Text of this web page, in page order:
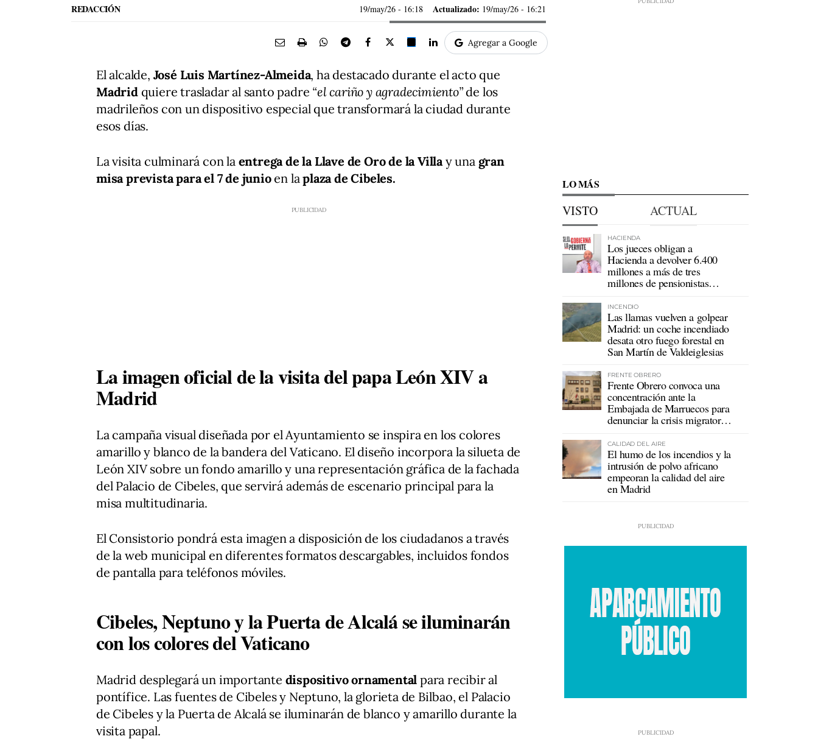
REDACCIÓN 19/may/26 - 16:18 Actualizado: 19/may/26 - 16:21
Agregar a Google
El alcalde, José Luis Martínez-Almeida, ha destacado durante el acto que
Madridquiere trasladar al santo padre “el cariño y agradecimiento”de los
madrileños con un dispositivo especial que transformará la ciudad durante
esos días.
La visita culminará con la entrega de la Llave de Oro de la Villa y una gran
misa prevista para el 7 de junioen laplaza de Cibeles.
La imagen oficial de la visita del papa León XIV a
Madrid
La campaña visual diseñada por el Ayuntamiento se inspira en los colores
amarillo y blanco de la bandera del Vaticano. El diseño incorpora la silueta de
León XIV sobre un fondo amarillo y una representación gráfica de la fachada
del Palacio de Cibeles, que servirá además de escenario principal para la
misa multitudinaria.
El Consistorio pondrá esta imagen a disposición de los ciudadanos a través
de la web municipal en diferentes formatos descargables, incluidos fondos
de pantalla para teléfonos móviles.
Cibeles, Neptuno y la Puerta de Alcalá se iluminarán
con los colores del Vaticano
Madrid desplegará un importante dispositivo ornamental para recibir al
pontífice. Las fuentes de Cibeles y Neptuno, la glorieta de Bilbao, el Palacio
de Cibeles y la Puerta de Alcalá se iluminarán de blanco y amarillo durante la
visita papal.
LO MÁS
VISTO ACTUAL
HACIENDA
Los jueces obligan a
Hacienda a devolver 6.400
millones a más de tres
millones de pensionistas
INCENDIO
Las llamas vuelven a golpear
Madrid: un coche incendiado
desata otro fuego forestal en
San Martín de Valdeiglesias
FRENTE OBRERO
Frente Obrero convoca una
concentración ante la
Embajada de Marruecos para
denunciar la crisis migratoria
CALIDAD DEL AIRE
El humo de los incendios y la
intrusión de polvo africano
empeoran la calidad del aire
en Madrid